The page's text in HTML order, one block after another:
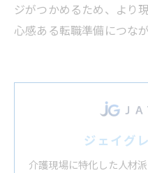
ジがつかめるため、より
心感ある転職準備につな
ジェイグ
介護現場に特化した人材